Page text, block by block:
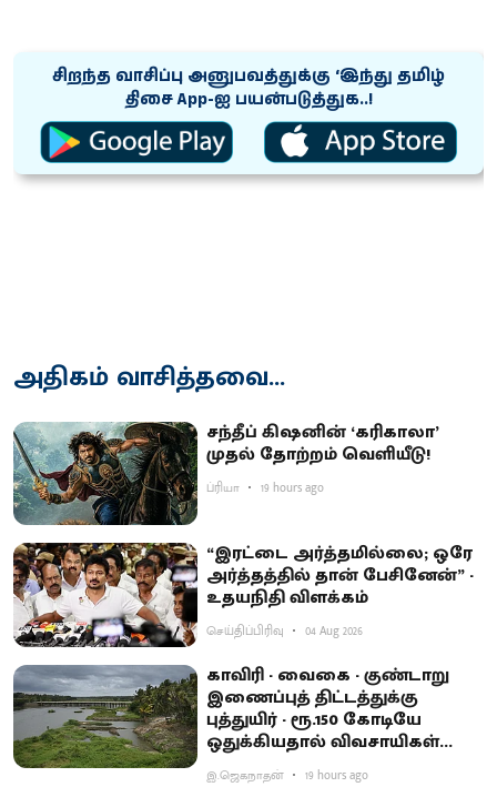
சிறந்த வாசிப்பு அனுபவத்துக்கு ‘இந்து தமிழ்
திசை App-ஐ பயன்படுத்துக..!
அதிகம் வாசித்தவை...
சந்தீப் கிஷனின் ‘கரிகாலா’
முதல் தோற்றம் வெளியீடு!
ப்ரியா 19 hours ago
“இரட்டை அர்த்தமில்லை; ஒரே
அர்த்தத்தில் தான் பேசினேன்” -
உதயநிதி விளக்கம்
செய்திப்பிரிவு 04 Aug 2026
காவிரி - வைகை - குண்டாறு
இணைப்புத் திட்டத்துக்கு
புத்துயிர் - ரூ.150 கோடியே
ஒதுக்கியதால் விவசாயிகள்
ஏமாற்றம்
இ.ஜெகநாதன் 19 hours ago